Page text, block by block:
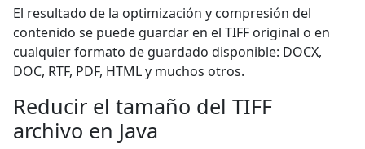
El resultado de la optimización y compresión del
contenido se puede guardar en el TIFF original o en
cualquier formato de guardado disponible: DOCX,
DOC, RTF, PDF, HTML y muchos otros.
Reducir el tamaño del TIFF
archivo en Java